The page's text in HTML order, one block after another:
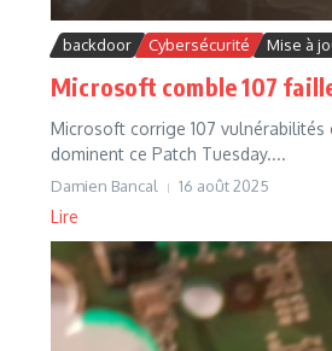
backdoor Cybersécurité Mise à
Microsoft comble 107
Microsoft corrige 107 vulnérabilités
dominent ce Patch Tuesday....
Damien Bancal 16 août 2025
Lire